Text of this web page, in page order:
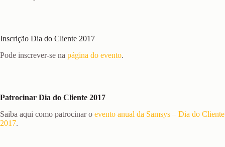
Inscrição Dia do Cliente 2017
Pode inscrever-se na página do evento.
Patrocinar Dia do Cliente 2017
Saiba aqui como patrocinar o evento anual da Samsys – Dia do Cliente
2017.